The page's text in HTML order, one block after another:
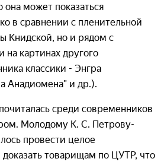
может показаться
в сравнении с пленительной
Книдской, но и рядом с
картинах другого
классики - Энгра
Анадиомена" и др.).
среди современников
Молодому К. С. Петрову-
провести целое
доказать товарищам по ЦУТР, что